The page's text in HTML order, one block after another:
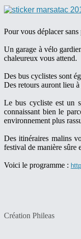
Pour vous déplacer
Un garage à vélo
chaleureux vous attend.
Des bus cyclistes sont
Des retours auront lieu
Le bus cycliste est un
connaissant bien le
environnement plus
Des itinéraires malins
festival de manière sûre
Voici le programme :
Création Phileas